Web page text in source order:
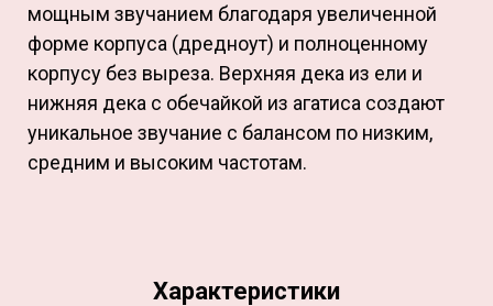
мощным звучанием благодаря увеличенной
форме корпуса (дредноут) и полноценному
корпусу без выреза. Верхняя дека из ели и
нижняя дека с обечайкой из агатиса создают
уникальное звучание с балансом по низким,
средним и высоким частотам.
Характеристики